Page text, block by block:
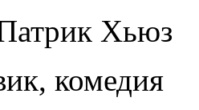
Хьюз
комедия